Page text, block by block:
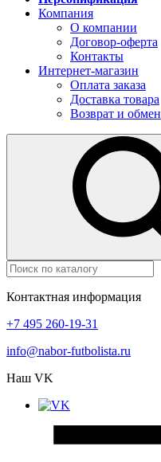
Компания
О компании
Договор-оферта
Контакты
Интернет-магазин
Оплата заказа
Доставка товара
Возврат и обмен
Контактная информация
+7 495 260-19-31
info@nabor-futbolista.ru
Наш VK